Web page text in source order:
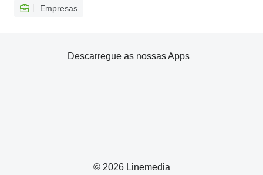
Empresas
© 2026 Linemedia
Descarregue as nossas Apps